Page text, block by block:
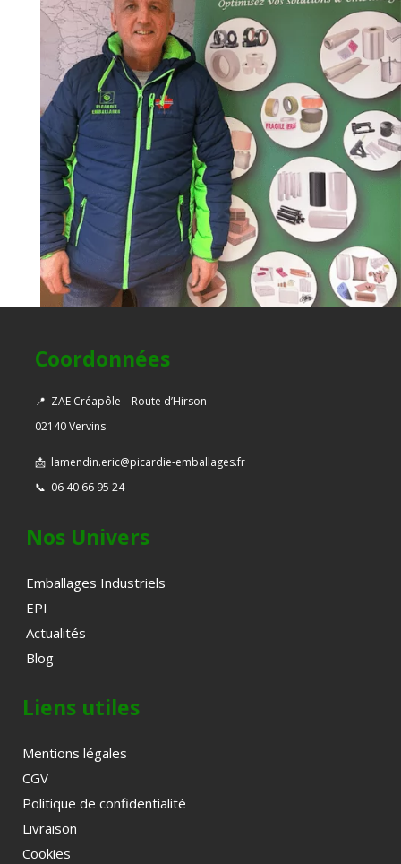
Coordonnées
📍 ZAE Créapôle – Route d’Hirson
02140 Vervins
📩 lamendin.eric@picardie-emballages.fr
📞 06 40 66 95 24
Nos Univers
Emballages Industriels
EPI
Actualités
Blog
Liens utiles
Mentions légales
CGV
Politique de confidentialité
Livraison
Cookies